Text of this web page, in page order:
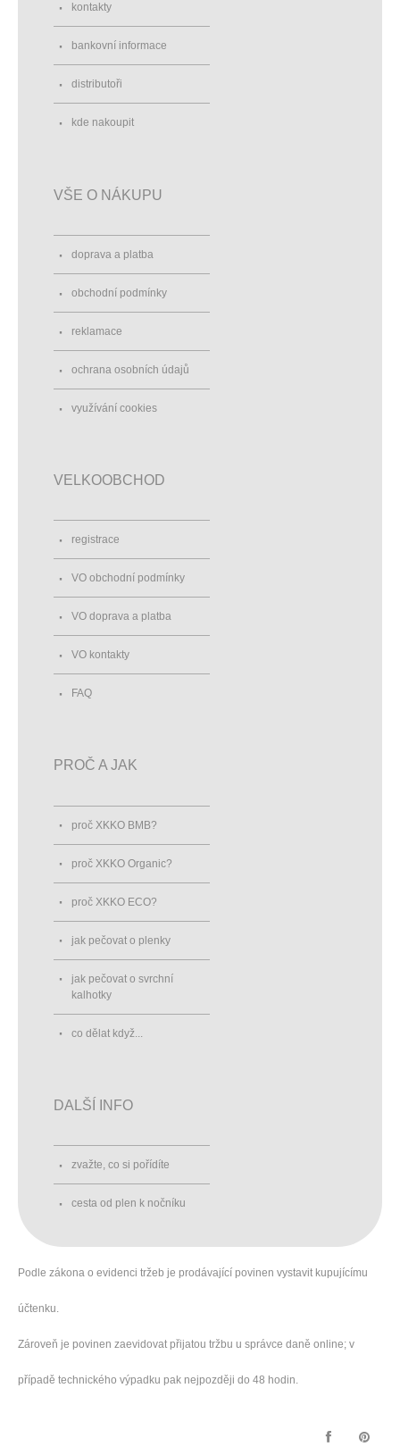
kontakty
bankovní informace
distributoři
kde nakoupit
VŠE O NÁKUPU
doprava a platba
obchodní podmínky
reklamace
ochrana osobních údajů
využívání cookies
VELKOOBCHOD
registrace
VO obchodní podmínky
VO doprava a platba
VO kontakty
FAQ
PROČ A JAK
proč XKKO BMB?
proč XKKO Organic?
proč XKKO ECO?
jak pečovat o plenky
jak pečovat o svrchní
kalhotky
co dělat když...
DALŠÍ INFO
zvažte, co si pořídíte
cesta od plen k nočníku
Podle zákona o evidenci tržeb je prodávající povinen vystavit kupujícímu
účtenku.
Zároveň je povinen zaevidovat přijatou tržbu u správce daně online; v
případě technického výpadku pak nejpozději do 48 hodin.